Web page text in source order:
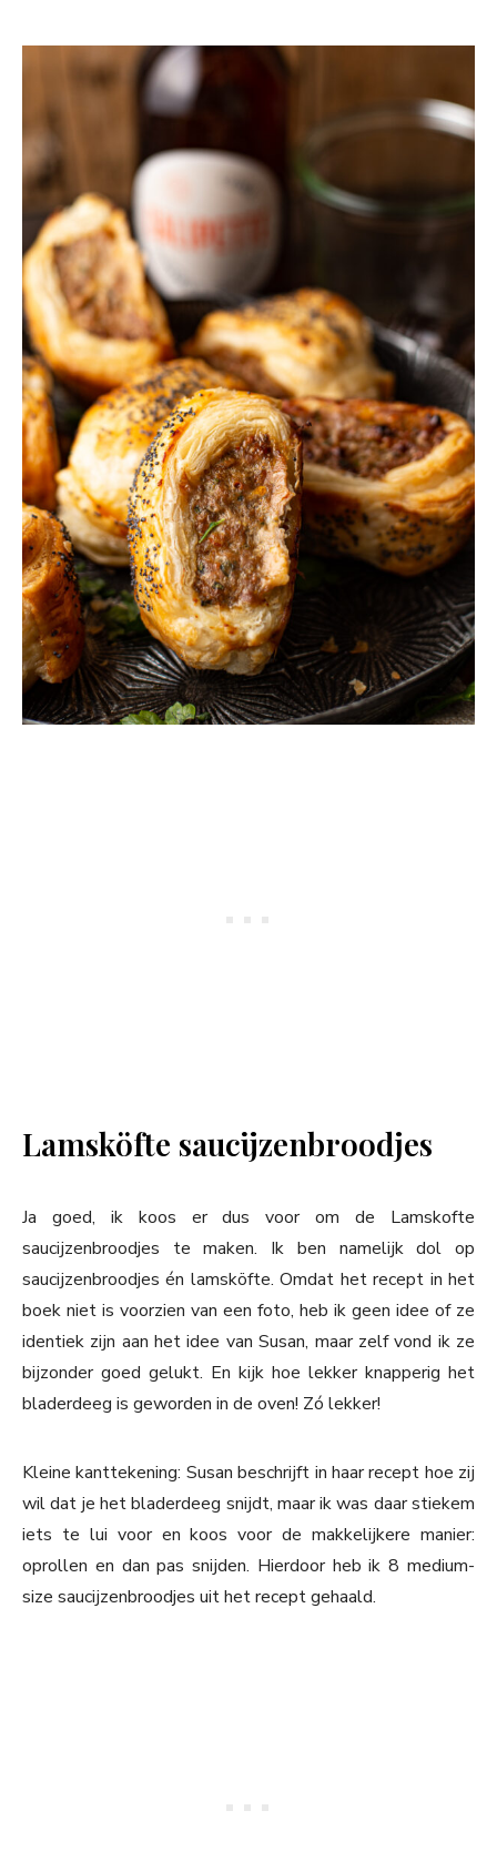
Lamsköfte saucijzenbroodjes
Ja goed, ik koos er dus voor om de Lamskofte
saucijzenbroodjes te maken. Ik ben namelijk dol op
saucijzenbroodjes én lamsköfte. Omdat het recept in het
boek niet is voorzien van een foto, heb ik geen idee of ze
identiek zijn aan het idee van Susan, maar zelf vond ik ze
bijzonder goed gelukt. En kijk hoe lekker knapperig het
bladerdeeg is geworden in de oven! Zó lekker!
Kleine kanttekening: Susan beschrijft in haar recept hoe zij
wil dat je het bladerdeeg snijdt, maar ik was daar stiekem
iets te lui voor en koos voor de makkelijkere manier:
oprollen en dan pas snijden. Hierdoor heb ik 8 medium-
size saucijzenbroodjes uit het recept gehaald.